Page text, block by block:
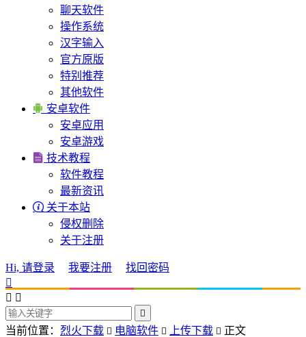
聊天软件
操作系统
汉字输入
官方原版
特别推荐
其他软件
 安卓软件
安卓应用
安卓游戏
 技术教程
软件教程
最新资讯
 关于本站
侵权删除
关于注册
Hi, 请登录 我要注册
找回密码

 

当前位置： 烈火下载  电脑软件  上传下载  正文